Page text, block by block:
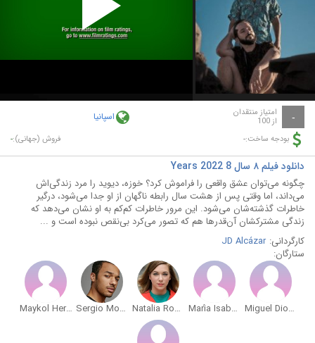
Play
Video
- امتیاز منتقدان
از 100 اسپانیا
بودجه ساخت:- فروش (جهانی):-
دانلود فیلم ۸ سال 8 Years 2022
چگونه می‌توان عشق واقعی را فراموش کرد؟ خوزه، دیوید را مرد زندگی‌اش
می‌داند، اما وقتی پس از هشت سال رابطه ناگهان از او جدا می‌شود، درگیر
خاطرات گذشته‌شان می‌شود. این مرور خاطرات کم‌کم به او نشان می‌دهد که
زندگی مشترکشان آن‌قدرها هم که تصور می‌کرد بی‌نقص نبوده است و ...
کارگردانی: JD Alcázar
ستارگان:
Miguel Diosdado
María Isabel Díaz
Natalia Rodríguez
Sergio Momo
Maykol Hernández